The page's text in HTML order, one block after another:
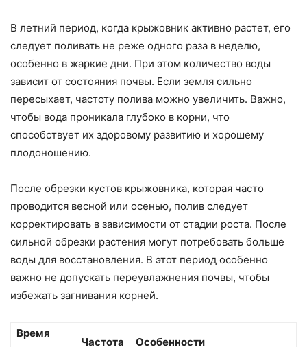
В летний период, когда крыжовник активно растет, его
следует поливать не реже одного раза в неделю,
особенно в жаркие дни. При этом количество воды
зависит от состояния почвы. Если земля сильно
пересыхает, частоту полива можно увеличить. Важно,
чтобы вода проникала глубоко в корни, что
способствует их здоровому развитию и хорошему
плодоношению.
После обрезки кустов крыжовника, которая часто
проводится весной или осенью, полив следует
корректировать в зависимости от стадии роста. После
сильной обрезки растения могут потребовать больше
воды для восстановления. В этот период особенно
важно не допускать переувлажнения почвы, чтобы
избежать загнивания корней.
Время
Частота Особенности